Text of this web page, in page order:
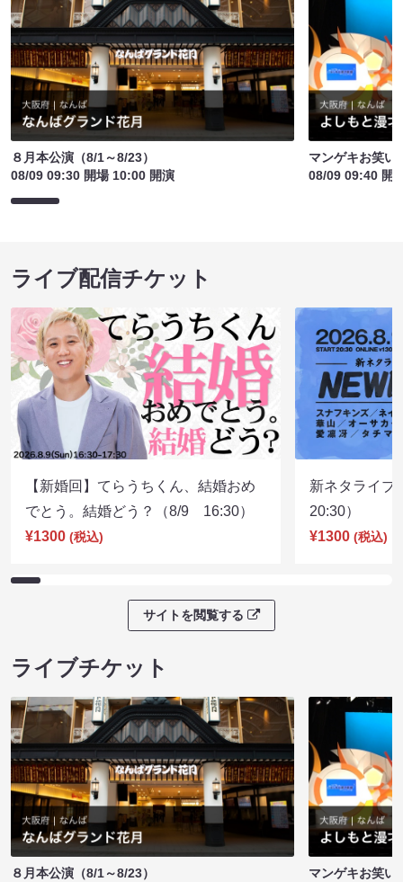
８月本公演（8/1～8/23）
08/09 09:30 開場 10:00 開演
マンゲキお笑い
08/09 09:40 開
ライブ配信チケット
【新婚回】てらうちくん、結婚おめ
でとう。結婚どう？（8/9 16:30）
¥1300 (税込)
新ネタライ
20:30）
¥1300 (税込)
サイトを閲覧する
ライブチケット
８月本公演（8/1～8/23）
マンゲキお笑い